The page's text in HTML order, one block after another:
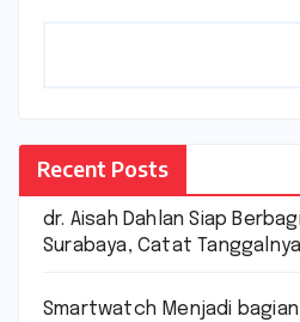
Recent Posts
dr. Aisah Dahlan Siap
Surabaya, Catat Tanggalnya
Smartwatch Menjadi